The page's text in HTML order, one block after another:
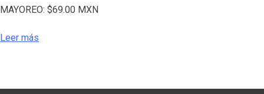
MAYOREO: $69.00 MXN
Leer más